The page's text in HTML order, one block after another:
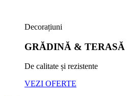
Decorațiuni
GRĂDINĂ & TERASĂ
De calitate și rezistente
VEZI OFERTE